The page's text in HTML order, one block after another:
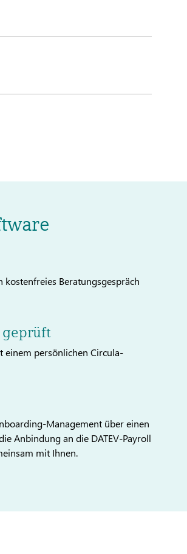
Beratungsgespräch
persönlichen Circula-
Management über einen
Anbindung an die DATEV-Payroll
mit Ihnen.